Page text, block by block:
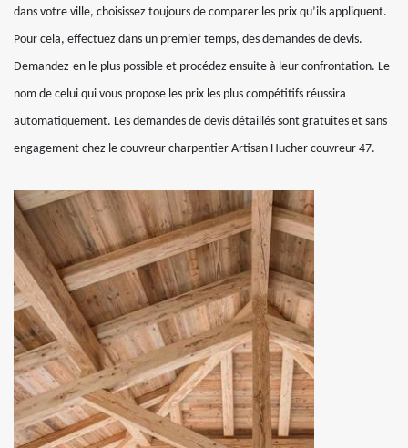
dans votre ville, choisissez toujours de comparer les prix qu’ils appliquent.
Pour cela, effectuez dans un premier temps, des demandes de devis.
Demandez-en le plus possible et procédez ensuite à leur confrontation. Le
nom de celui qui vous propose les prix les plus compétitifs réussira
automatiquement. Les demandes de devis détaillés sont gratuites et sans
engagement chez le couvreur charpentier Artisan Hucher couvreur 47.